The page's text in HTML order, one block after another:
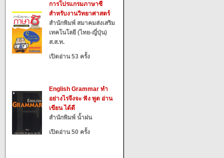
การโปรแกรมภาษาซี
สำหรับงานวิทยาศาสตร์
สำนักพิมพ์ สมาคมส่งเสริม
เทคโนโลยี (ไทย-ญี่ปุ่น)
ส.ส.ท.
เปิดอ่าน 53 ครั้ง
English Grammar ทำ
อย่างไรจึงจะ ฟัง พูด อ่าน
เขียน ได้ดี
สำนักพิมพ์ น้ำฝน
เปิดอ่าน 50 ครั้ง